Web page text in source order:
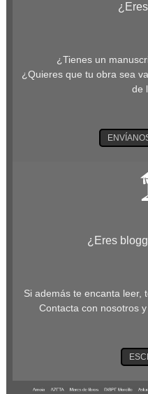
¿Tienes un
¿Quieres que tu obra sea
de
¿Eres
Si además te encanta leer,
Contacta con nosotros